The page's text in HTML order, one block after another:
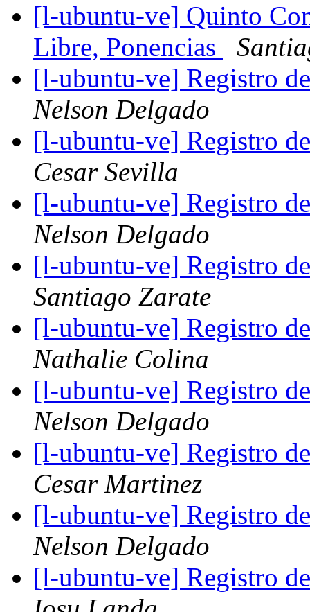
[l-ubuntu-ve] Quinto
Libre, Ponencias
[l-ubuntu-ve] Registro
Nelson Delgado
[l-ubuntu-ve] Registro
Cesar Sevilla
[l-ubuntu-ve] Registro
Nelson Delgado
[l-ubuntu-ve] Registro
Santiago Zarate
[l-ubuntu-ve] Registro
Nathalie Colina
[l-ubuntu-ve] Registro
Nelson Delgado
[l-ubuntu-ve] Registro
Cesar Martinez
[l-ubuntu-ve] Registro
Nelson Delgado
[l-ubuntu-ve] Registro